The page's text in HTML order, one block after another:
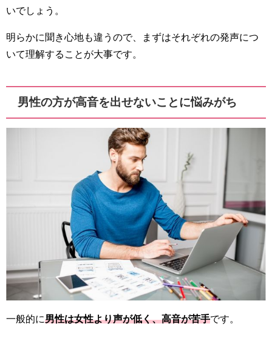
いでしょう。
明らかに聞き心地も違うので、まずはそれぞれの発声につ
いて理解することが大事です。
男性の方が高音を出せないことに悩みがち
一般的に男性は女性より声が低く、高音が苦手です。